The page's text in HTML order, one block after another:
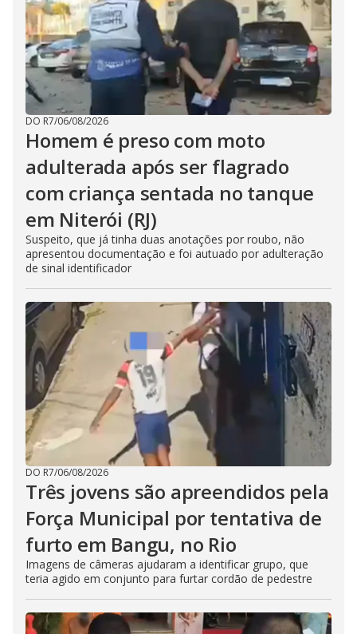
DO R7/06/08/2026
Homem é preso com moto
adulterada após ser flagrado
com criança sentada no tanque
em Niterói (RJ)
Suspeito, que já tinha duas anotações por roubo, não
apresentou documentação e foi autuado por adulteração
de sinal identificador
DO R7/06/08/2026
Três jovens são apreendidos pela
Força Municipal por tentativa de
furto em Bangu, no Rio
Imagens de câmeras ajudaram a identificar grupo, que
teria agido em conjunto para furtar cordão de pedestre